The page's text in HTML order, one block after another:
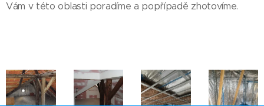
Vám v této oblasti poradíme a popřípadě zhotovíme.